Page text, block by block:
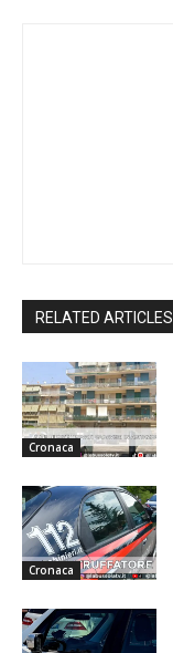
RELATED ARTICLES
Cronaca
Cronaca